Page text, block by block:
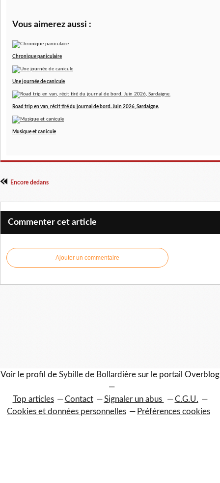
Vous aimerez aussi :
Chronique paniculaire
Une journée de canicule
Road trip en van, récit tiré du journal de bord. Juin 2026, Sardaigne.
Musique et canicule
Encore dedans
Commenter cet article
Ajouter un commentaire
Voir le profil de Sybille de Bollardière sur le portail Overblog
Top articles Contact Signaler un abus
C.G.U.
Cookies et données personnelles
Préférences cookies